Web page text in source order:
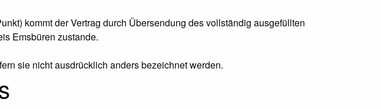
kommt der Vertrag durch Übersendung des vollständig ausgefüllten
Emsbüren zustande.
sie nicht ausdrücklich anders bezeichnet werden.